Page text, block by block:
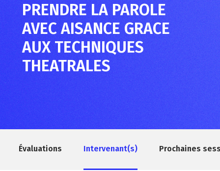
PRENDRE LA PAROLE
AVEC AISANCE GRACE
AUX TECHNIQUES
THEATRALES
Évaluations Intervenant(s) Prochaines